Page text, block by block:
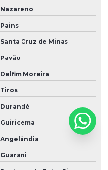
Nazareno
Pains
Santa Cruz de Minas
Pavão
Delfim Moreira
Tiros
Durandé
Guiricema
Angelândia
Guarani